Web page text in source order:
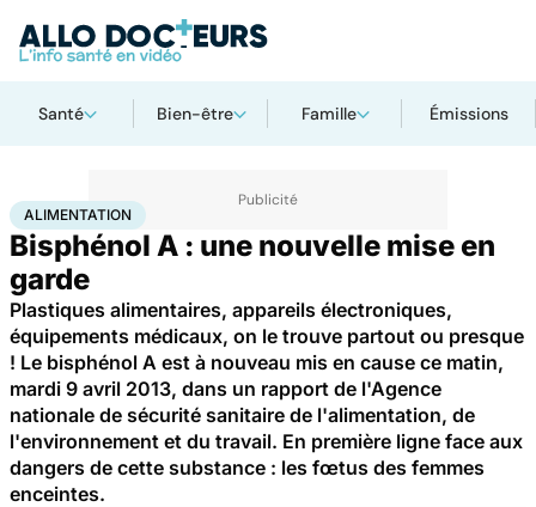
Santé Bien-être Famille Émissions
AccueilSantéMaladies Alimentation
ALIMENTATION
Bisphénol A : une nouvelle mise en
garde
Plastiques alimentaires, appareils électroniques,
équipements médicaux, on le trouve partout ou presque
! Le bisphénol A est à nouveau mis en cause ce matin,
mardi 9 avril 2013, dans un rapport de l'Agence
nationale de sécurité sanitaire de l'alimentation, de
l'environnement et du travail. En première ligne face aux
dangers de cette substance : les fœtus des femmes
enceintes.